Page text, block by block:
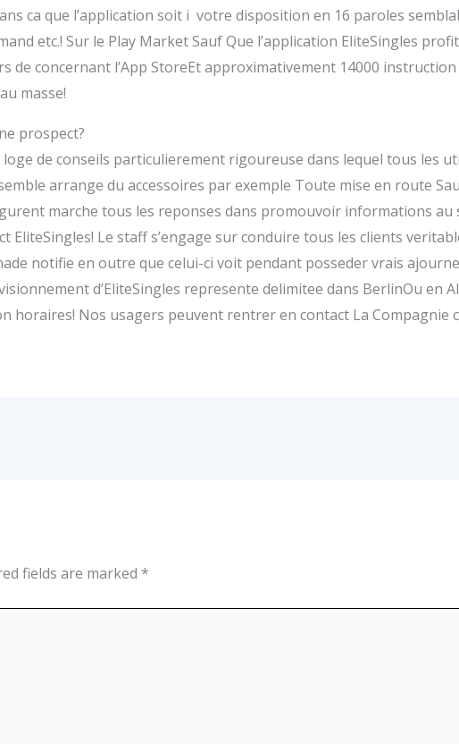
ca que l’application soit i votre disposition en 16 paroles
etc.! Sur le Play Market Sauf Que l’application EliteSingles
de concernant l’App StoreEt approximativement 14000
masse!
prospect?
de conseils particulierement rigoureuse dans lequel tous les
arrange du accessoires par exemple Toute mise en route
marche tous les reponses dans promouvoir informations au
Le staff s’engage sur conduire tous les clients
notifie en outre que celui-ci voit pendant posseder vrais
d’EliteSingles represente delimitee dans BerlinOu en
Nos usagers peuvent rentrer en contact La Compagnie
fields are marked *